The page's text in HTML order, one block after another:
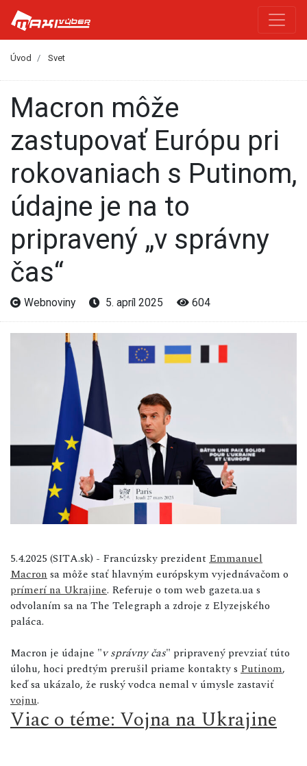
Úvod Svet
Macron môže
zastupovať Európu pri
rokovaniach s Putinom,
údajne je na to
pripravený „v správny
čas“
Webnoviny 5. apríl 2025 604
5.4.2025 (SITA.sk) - Francúzsky prezident Emmanuel
Macron sa môže stať hlavným európskym vyjednávačom o
prímerí na Ukrajine. Referuje o tom web gazeta.ua s
odvolaním sa na The Telegraph a zdroje z Elyzejského
paláca.
Macron je údajne "v správny čas" pripravený prevziať túto
úlohu, hoci predtým prerušil priame kontakty s Putinom,
keď sa ukázalo, že ruský vodca nemal v úmysle zastaviť
vojnu.
Viac o téme: Vojna na Ukrajine